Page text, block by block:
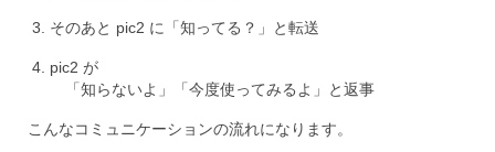
そのあと pic2 に「知ってる？」と転送
pic2 が
「知らないよ」「今度使ってみるよ」と返事
こんなコミュニケーションの流れになります。